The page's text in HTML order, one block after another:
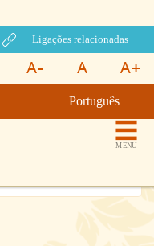
Ligações relacionadas
Português
MENU